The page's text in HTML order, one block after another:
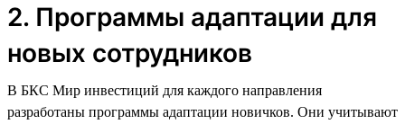
2. Программы адаптации для
новых сотрудников
В БКС Мир инвестиций для каждого направления
разработаны программы адаптации новичков. Они учитывают